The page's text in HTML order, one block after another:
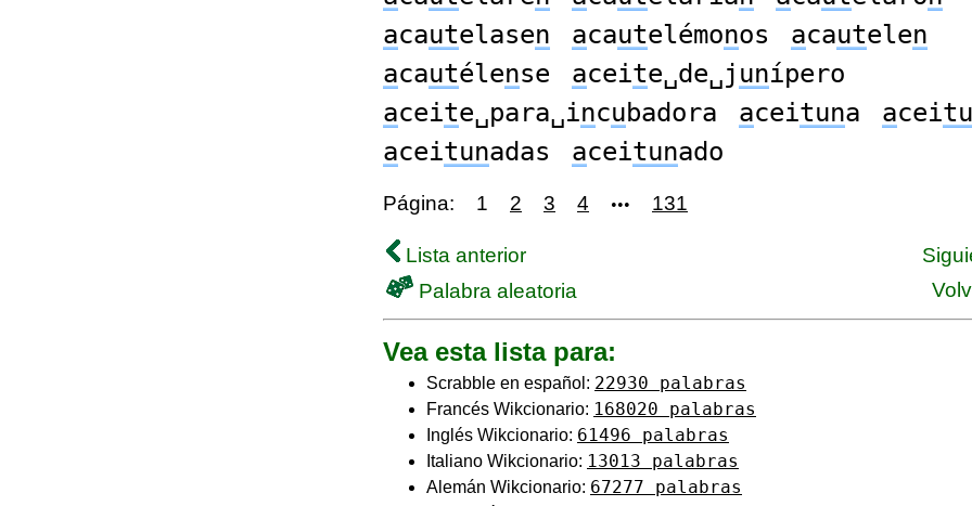
acautelasen acautelémonos acautelen
acautélense aceite␣de␣j unípero
aceite␣para␣incubadora aceituna acei
aceitunadas aceitunado
Página: 1 2 3 4 ••• 131
Lista anterior
Palabra aleatoria
Vea esta lista para:
Scrabble en español: 22930 palabras
Francés Wikcionario: 168020 palabras
Inglés Wikcionario: 61496 palabras
Italiano Wikcionario: 13013 palabras
Alemán Wikcionario: 67277 palabras